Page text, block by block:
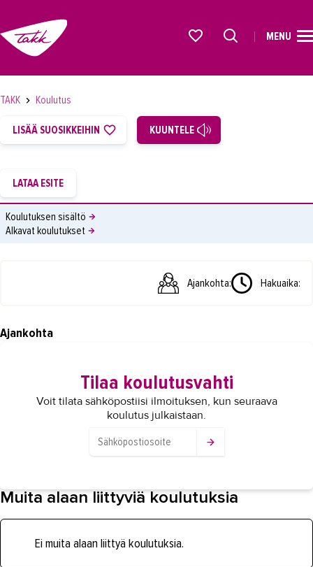
YRITYKSILLE
AJANKOHTAISTA
OMA TAKK
MENU
TAKK Koulutus
LISÄÄ SUOSIKKEIHIN KUUNTELE
Koulutuksen sisältö
Alkavat koulutukset
Ajankohta: Hakuaika:
Ajankohta
Tilaa koulutusvahti
Voit tilata sähköpostiisi ilmoituksen, kun seuraava
koulutus julkaistaan.
Muita alaan liittyviä koulutuksia
Ei muita alaan liittyä koulutuksia.